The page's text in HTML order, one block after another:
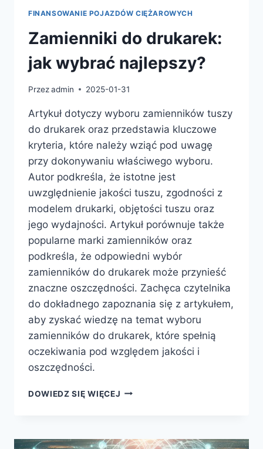
FINANSOWANIE POJAZDÓW CIĘŻAROWYCH
Zamienniki do drukarek:
jak wybrać najlepszy?
Przezadmin 2025-01-31
Artykuł dotyczy wyboru zamienników tuszy
do drukarek oraz przedstawia kluczowe
kryteria, które należy wziąć pod uwagę
przy dokonywaniu właściwego wyboru.
Autor podkreśla, że istotne jest
uwzględnienie jakości tuszu, zgodności z
modelem drukarki, objętości tuszu oraz
jego wydajności. Artykuł porównuje także
popularne marki zamienników oraz
podkreśla, że odpowiedni wybór
zamienników do drukarek może przynieść
znaczne oszczędności. Zachęca czytelnika
do dokładnego zapoznania się z artykułem,
aby zyskać wiedzę na temat wyboru
zamienników do drukarek, które spełnią
oczekiwania pod względem jakości i
oszczędności.
DOWIEDZ SIĘ WIĘCEJ ZAMIENNIKI
WYBRAĆ